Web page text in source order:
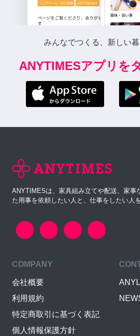
みんなでつくる、新しい暮
ANYTIMESアプリを
ANYTIMESは、家具組み立てや配送、家事
た用事を依頼したい人と、仕事をしたい人
COMPANY
会社概要
利用規約
特定商取引に基づく表記
個人情報保護方針